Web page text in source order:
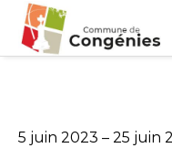
5 juin 2023 – 25 juin